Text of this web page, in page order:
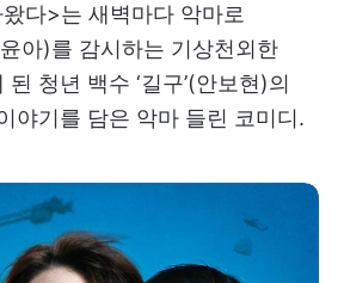
다>는 새벽마다 악마로
윤아)를 감시하는 기상천외한
청년 백수 ‘길구’(안보현)의
야기를 담은 악마 들린 코미디.